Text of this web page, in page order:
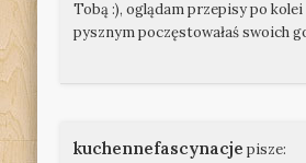
Tobą :), oglądam przepisy po
pysznym poczęstowałaś swoich
kuchennefascynacje pisze: